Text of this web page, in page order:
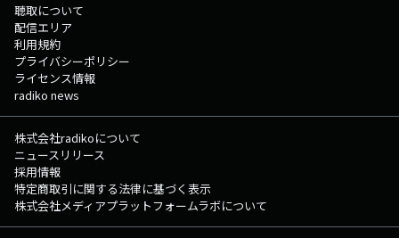
聴取について
配信エリア
利用規約
プライバシーポリシー
ライセンス情報
radiko news
株式会社radikoについて
ニュースリリース
採用情報
特定商取引に関する法律に基づく表示
株式会社メディアプラットフォームラボについて